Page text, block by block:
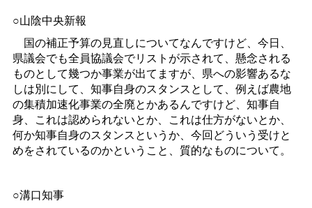
○山陰中央新報
国の補正予算の見直しについてなんですけど、今日、
県議会でも全員協議会でリストが示されて、懸念される
ものとして幾つか事業が出てますが、県への影響あるな
しは別にして、知事自身のスタンスとして、例えば農地
の集積加速化事業の全廃とかあるんですけど、知事自
身、これは認められないとか、これは仕方がないとか、
何か知事自身のスタンスというか、今回どういう受けと
めをされているのかということ、質的なものについて。
○溝口知事